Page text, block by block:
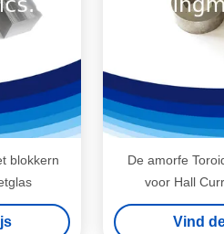
blokkern
De amorfe
voor Hall
Vind